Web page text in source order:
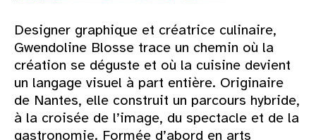
Designer graphique et créatrice culinaire,
Gwendoline Blosse trace un chemin où la
création se déguste et où la cuisine devient
un langage visuel à part entière. Originaire
de Nantes, elle construit un parcours hybride,
à la croisée de l’image, du spectacle et de la
gastronomie. Formée d’abord en arts